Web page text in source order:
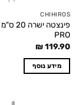
CHIHIROS
PRO
₪119.90
מידע נוסף